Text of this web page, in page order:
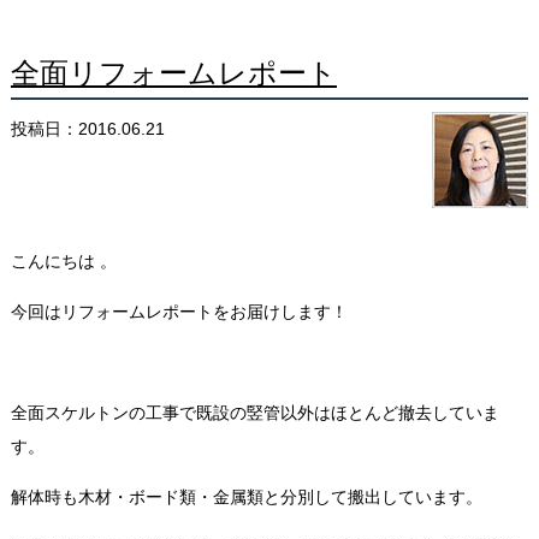
全面リフォームレポート
投稿日：2016.06.21
こんにちは 。
今回はリフォームレポートをお届けします！
全面スケルトンの工事で既設の竪管以外はほとんど撤去していま
す。
解体時も木材・ボード類・金属類と分別して搬出しています。